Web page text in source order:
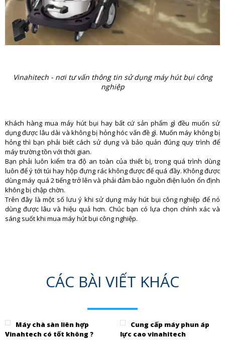
Vinahitech - nơi tư vấn thông tin sử dụng máy hút bụi công
nghiệp
Khách hàng mua máy hút bụi hay bất cứ sản phẩm gì đều muốn sử
dụng được lâu dài và không bị hỏng hóc vấn đề gì. Muốn máy không bị
hỏng thì bạn phải biết cách sử dụng và bảo quản đúng quy trình để
máy trường tồn với thời gian.
Bạn phải luôn kiểm tra độ an toàn của thiết bị, trong quá trình dùng
luôn để ý tới túi hay hộp đựng rác không được để quá đầy. Không được
dùng máy quá 2 tiếng trở lên và phải đảm bảo nguồn điện luôn ổn định
không bị chập chờn.
Trên đây là một số lưu ý khi sử dụng máy hút bụi công nghiệp để nó
dùng được lâu và hiệu quả hơn. Chúc bạn có lựa chọn chính xác và
sáng suốt khi mua máy hút bụi công nghiệp.
CÁC BÀI VIẾT KHÁC
Máy chà sàn liên hợp
Vinahtech có tốt không ?
Cung cấp máy phun áp
lực cao vinahitech